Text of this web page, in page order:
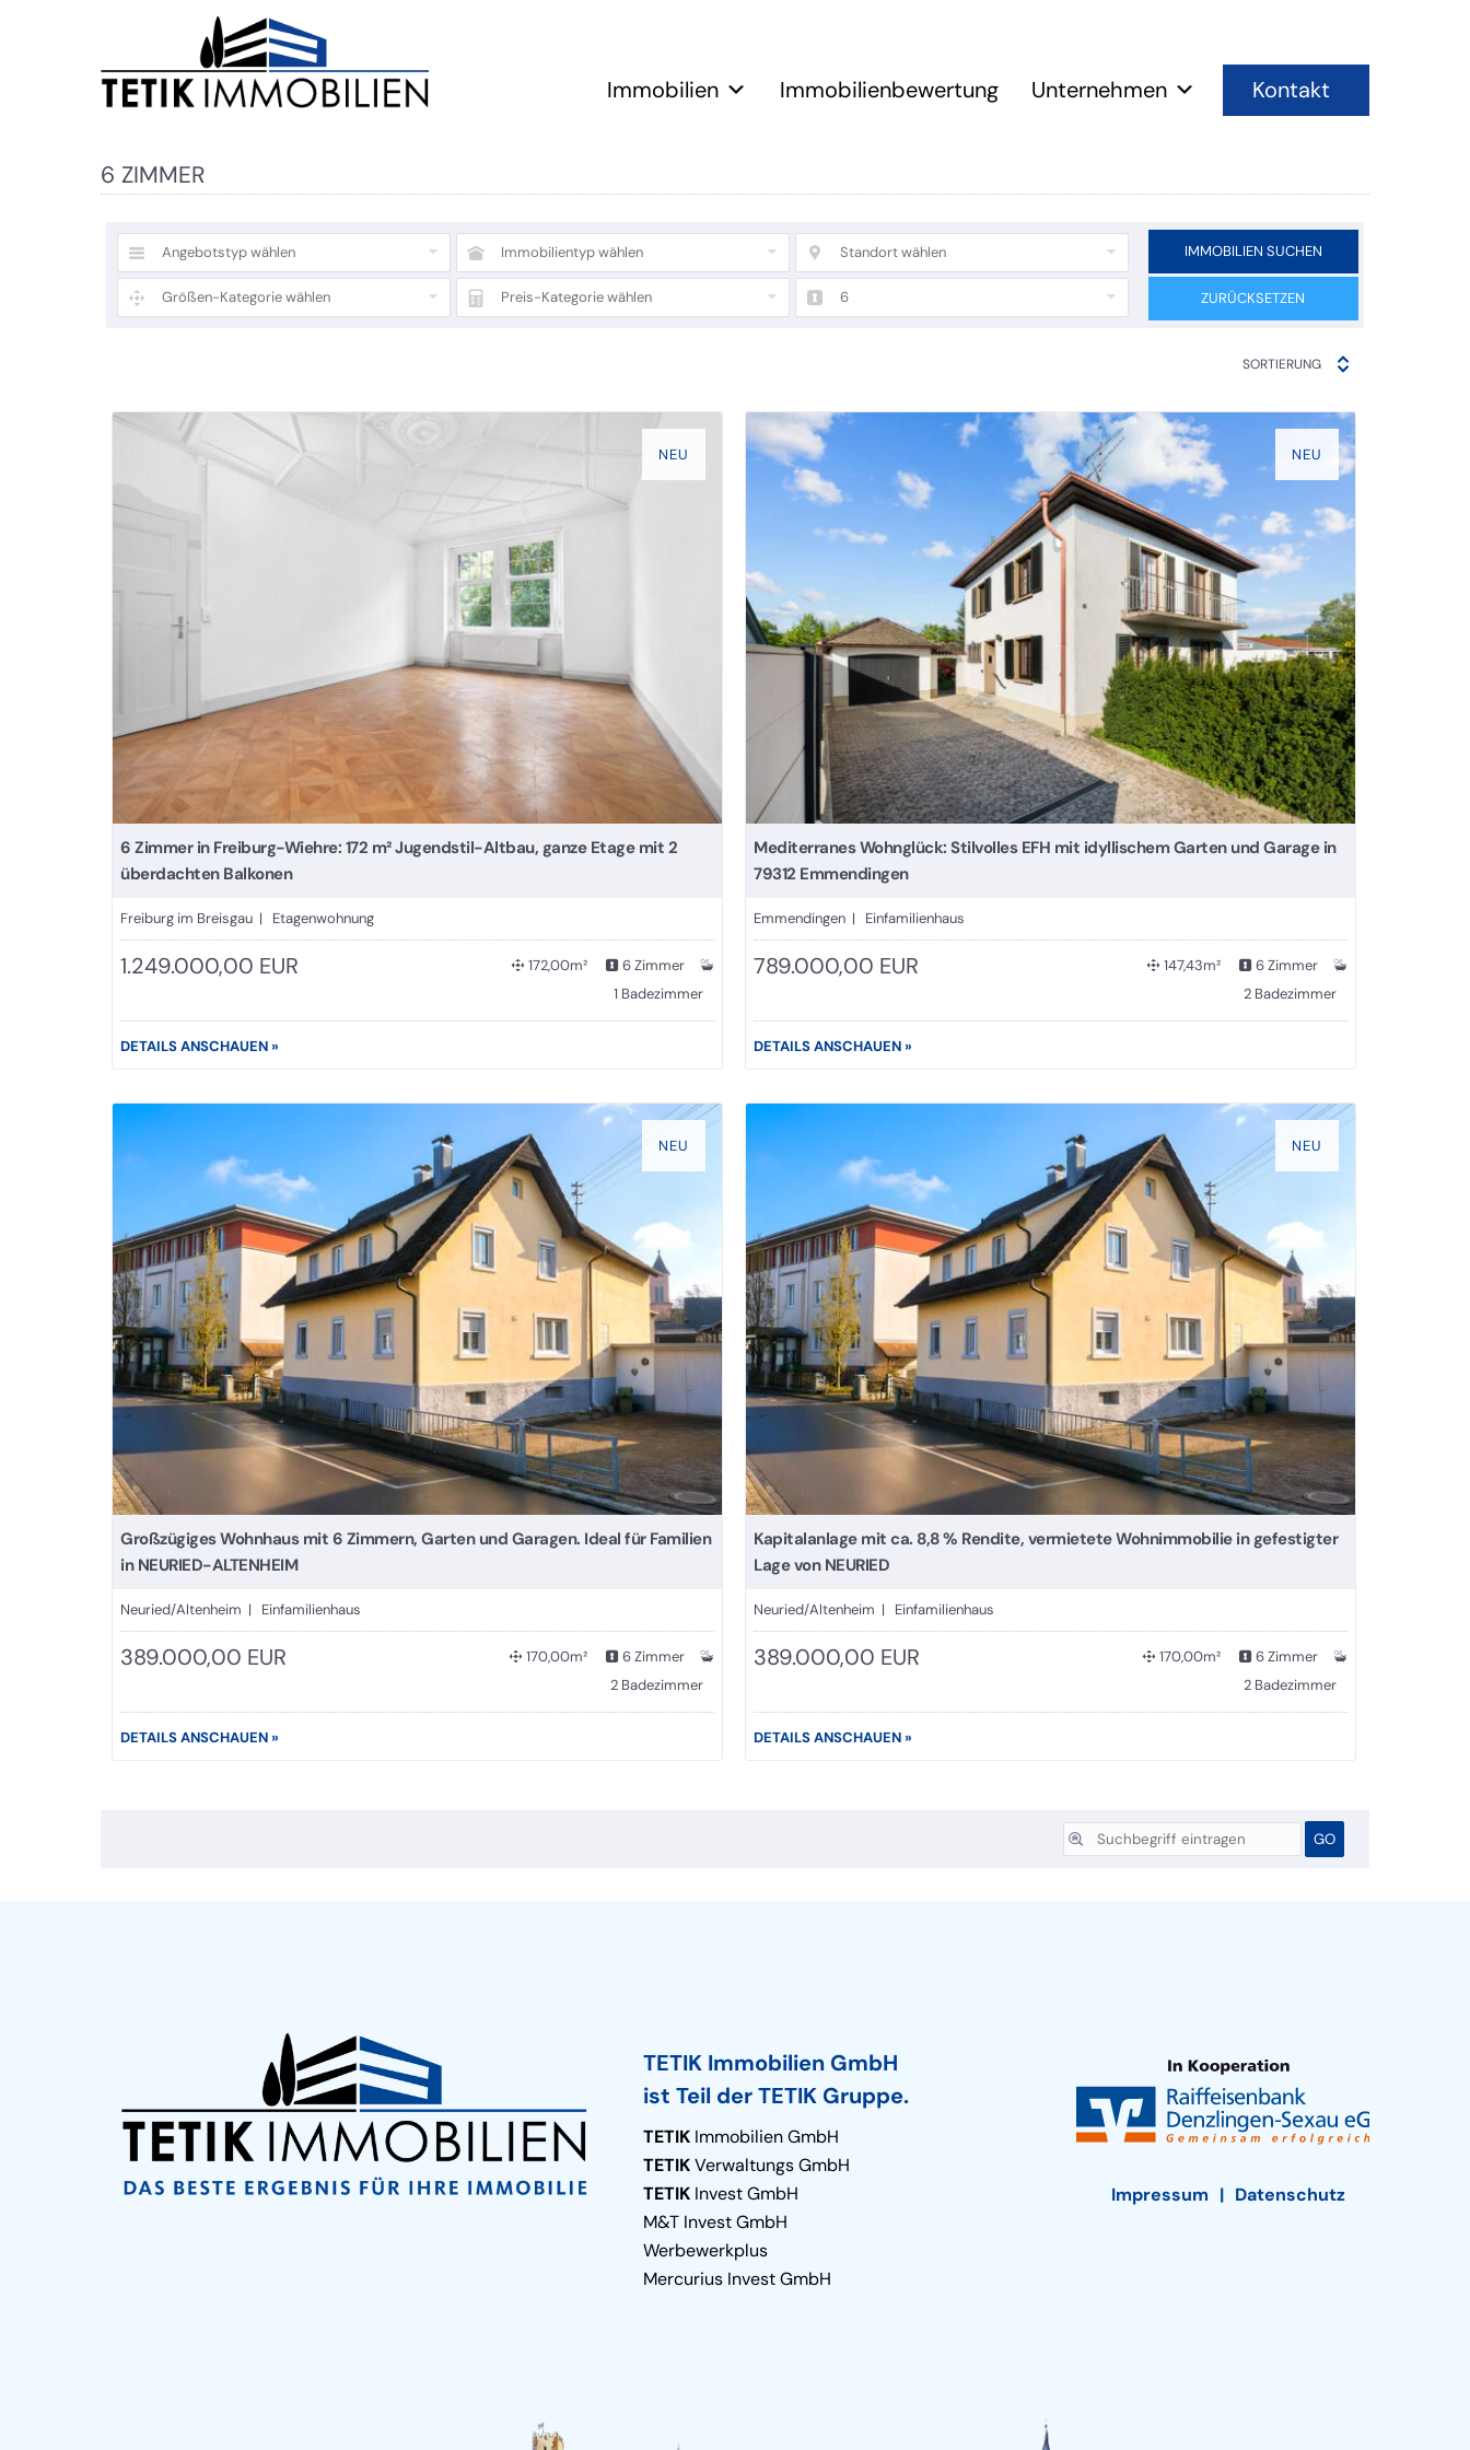
Immobilien Immobilienbewertung Unternehmen Kontakt
6 ZIMMER
Angebotstyp wählen Immobilientyp wählen Standort wählen
Größen-Kategorie wählen Preis-Kategorie wählen 6
IMMOBILIEN SUCHEN
ZURÜCKSETZEN
SORTIERUNG
NEU
6 Zimmer in Freiburg-Wiehre: 172 m² Jugendstil-Altbau, ganze Etage mit 2
überdachten Balkonen
Freiburg im Breisgau | Etagenwohnung
1.249.000,00 EUR 172,00m²
6 Zimmer
1 Badezimmer
DETAILS ANSCHAUEN »
NEU
Mediterranes Wohnglück: Stilvolles EFH mit idyllischem Garten und Garage in
79312 Emmendingen
Emmendingen | Einfamilienhaus
789.000,00 EUR 147,43m²
6 Zimmer
2 Badezimmer
DETAILS ANSCHAUEN »
NEU
Großzügiges Wohnhaus mit 6 Zimmern, Garten und Garagen. Ideal für Familien
in NEURIED-ALTENHEIM
Neuried/Altenheim | Einfamilienhaus
389.000,00 EUR 170,00m²
6 Zimmer
2 Badezimmer
DETAILS ANSCHAUEN »
NEU
Kapitalanlage mit ca. 8,8 % Rendite, vermietete Wohnimmobilie in gefestigter
Lage von NEURIED
Neuried/Altenheim | Einfamilienhaus
389.000,00 EUR 170,00m²
6 Zimmer
2 Badezimmer
DETAILS ANSCHAUEN »
TETIK Immobilien GmbH
ist Teil der TETIK Gruppe.
TETIKImmobilien GmbH
TETIKVerwaltungs GmbH
TETIKInvest GmbH
M&T Invest GmbH
Werbewerkplus
Mercurius Invest GmbH
Impressum Datenschutz